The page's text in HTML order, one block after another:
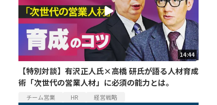
14:44
【特別対談】有沢正人氏×高橋 研氏が語る人材育成
術「次世代の営業人材」に必須の能力とは。
チーム営業 HR 経営戦略